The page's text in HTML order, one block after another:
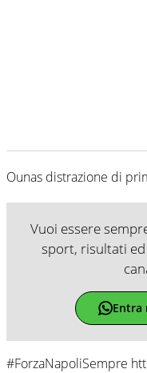
Ounas distrazione di
Vuoi essere
sport, risultati
Entra
#ForzaNapoliSempre